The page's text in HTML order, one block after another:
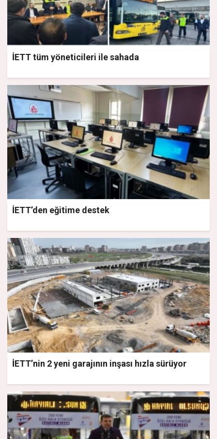
İETT tüm yöneticileri ile sahada
İETT’den eğitime destek
İETT’nin 2 yeni garajının inşası hızla sürüyor